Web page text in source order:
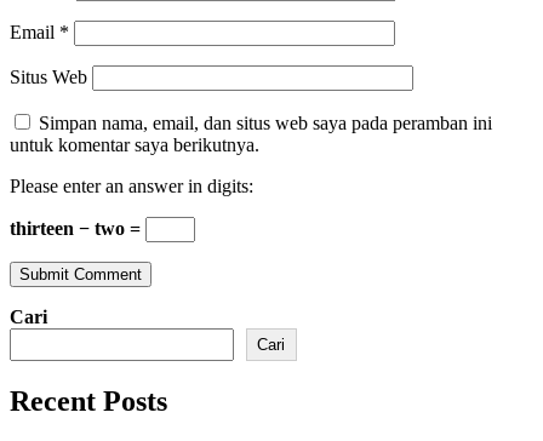
Email *
Situs Web
Simpan nama, email, dan situs web saya pada peramban ini
untuk komentar saya berikutnya.
Please enter an answer in digits:
thirteen − two =
Cari
Cari
Recent Posts